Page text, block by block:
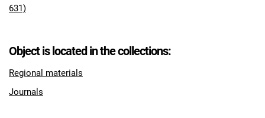
631)
Object is located in the collections:
Regional materials
Journals